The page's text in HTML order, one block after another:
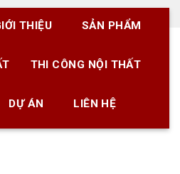
THIỆU SẢN PHẨM
THI CÔNG NỘI THẤT
DỰ ÁN LIÊN HỆ